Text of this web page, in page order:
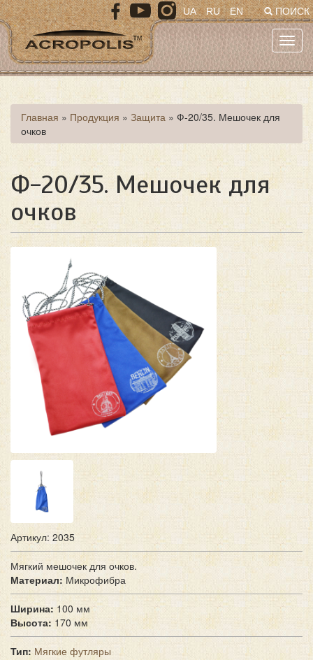
Перейти
к
основному
содержанию
ПОИСК
UA RU EN
Вы
здесь
Главная » Продукция » Защита » Ф-20/35. Мешочек для
очков
Ф-20/35. Мешочек для
очков
Артикул: 2035
Мягкий мешочек для очков.
Материал: Микрофибра
Ширина: 100 мм
Высота: 170 мм
Тип: Мягкие футляры